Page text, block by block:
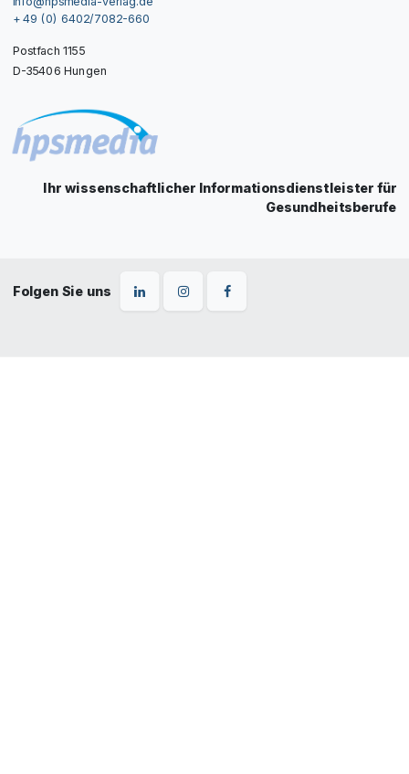
+ 49 (0) 6402/7082-660
Postfach 1155
D-35406 Hungen
Ihr wissenschaftlicher Informationsdienstleister für
Gesundheitsberufe
Folgen Sie uns